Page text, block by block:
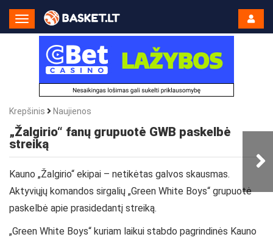
Toggle
Navigation
Krepšinis Naujienos
„Žalgirio“ fanų grupuotė GWB paskelbė
streiką
Kauno „Žalgirio“ ekipai – netikėtas galvos skausmas.
Aktyviųjų komandos sirgalių „Green White Boys“ grupuotė
paskelbė apie prasidedantį streiką.
„Green White Boys“ kuriam laikui stabdo pagrindinės Kauno